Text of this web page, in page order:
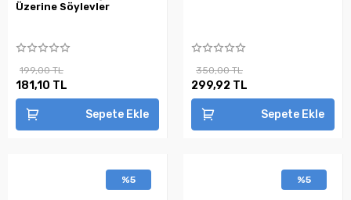
Üzerine Söylevler
199,00 TL
181,10 TL
Sepete Ekle
350,00 TL
299,92 TL
Sepete Ekle
%5 %5